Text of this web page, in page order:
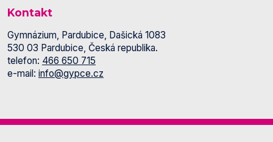
Kontakt
Gymnázium, Pardubice, Dašická 1083
530 03 Pardubice, Česká republika.
telefon: 466 650 715
e-mail: info@gypce.cz